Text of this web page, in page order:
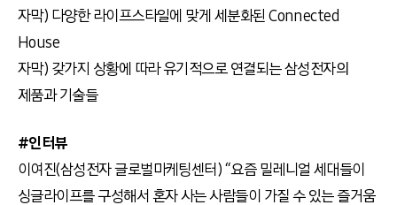
자막) 다양한 라이프스타일에 맞게 세분화된 Connected
House
자막) 갖가지 상황에 따라 유기적으로 연결되는 삼성전자의
제품과 기술들
#인터뷰
이여진(삼성전자 글로벌마케팅센터) “요즘 밀레니얼 세대들이
싱글라이프를 구성해서 혼자 사는 사람들이 가질 수 있는 즐거움